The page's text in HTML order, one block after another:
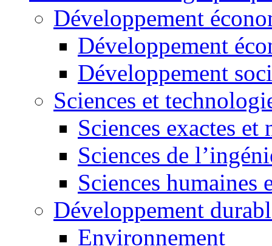
Développement
Développement
Développement
Sciences et
Sciences exactes et
Sciences de
Sciences humaines
Développement
Environnement